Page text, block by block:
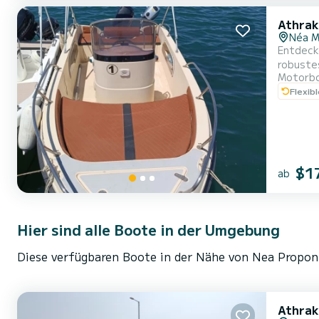
Néa
der
von
ab
Hier sind alle Boote in der Umgebung
Diese verfügbaren Boote in der Nähe von Nea